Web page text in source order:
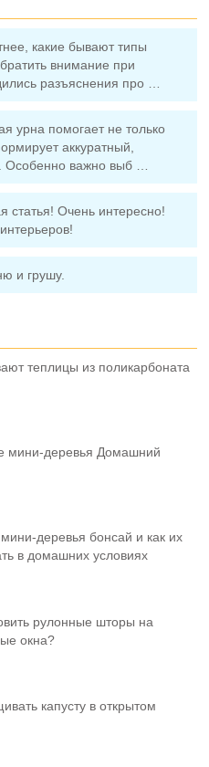
какие бывают типы
внимание при
разъяснения про …
урна помогает не только
аккуратный,
Особенно важно выб …
статья! Очень интересно!
и грушу.
теплицы из поликарбоната
мини-деревья Домашний
мини-деревья бонсай и как их
в домашних условиях
рулонные шторы на
окна?
капусту в открытом